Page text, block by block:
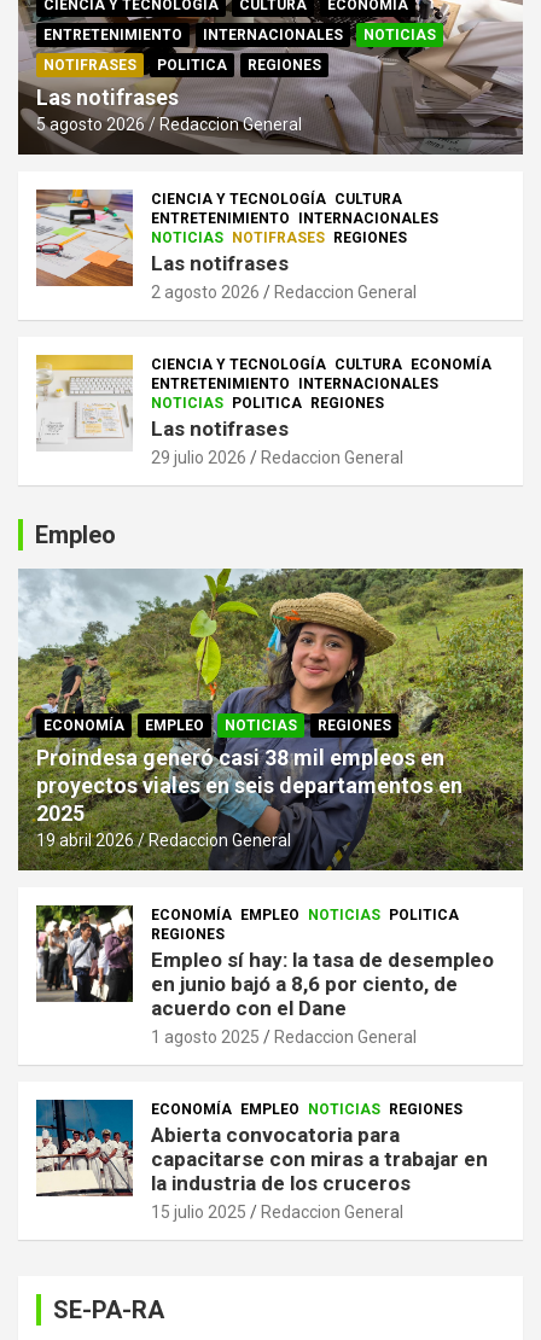
CIENCIA Y TECNOLOGÍA CULTURA
ECONOMÍA
ENTRETENIMIENTO
INTERNACIONALES
NOTICIAS
NOTIFRASES
POLITICA REGIONES
Las notifrases
5 agosto 2026 Redaccion General
CIENCIA Y TECNOLOGÍA CULTURA
ENTRETENIMIENTO
INTERNACIONALES
NOTICIAS NOTIFRASES REGIONES
Las notifrases
2 agosto 2026 Redaccion General
CIENCIA Y TECNOLOGÍA CULTURA ECONOMÍA
ENTRETENIMIENTO
INTERNACIONALES
NOTICIAS POLITICA REGIONES
Las notifrases
29 julio 2026 Redaccion General
Empleo
ECONOMÍA EMPLEO NOTICIAS REGIONES
Proindesa generó casi 38 mil empleos en
proyectos viales en seis departamentos en
2025
19 abril 2026 Redaccion General
ECONOMÍA EMPLEO NOTICIAS
POLITICA
REGIONES
Empleo sí hay: la tasa de desempleo
en junio bajó a 8,6 por ciento, de
acuerdo con el Dane
1 agosto 2025 Redaccion General
ECONOMÍA EMPLEO NOTICIAS REGIONES
Abierta convocatoria para
capacitarse con miras a trabajar en
la industria de los cruceros
15 julio 2025 Redaccion General
SE-PA-RA